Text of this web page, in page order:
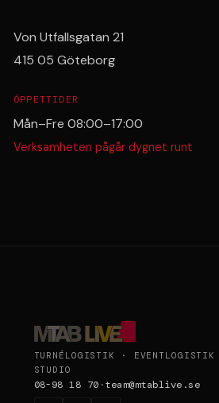
Von Utfallsgatan 21
415 05 Göteborg
ÖPPETTIDER
Mån–Fre 08:00–17:00
Verksamheten pågår dygnet runt
TURNÉLOGISTIK · EVENTLOGISTIK
STUDIO
08-98 18 70 ·team@mtablive.se